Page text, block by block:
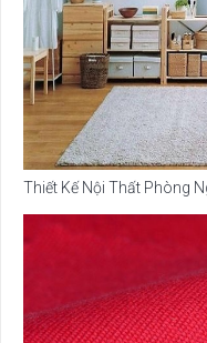
Thiết Kế Nội Thất Phòng